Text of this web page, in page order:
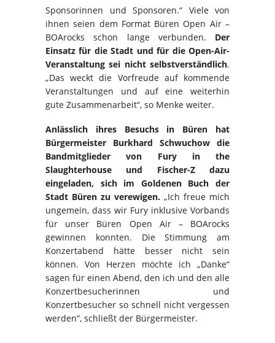
Sponsorinnen und Sponsoren.“ Viele von
ihnen seien dem Format Büren Open Air –
BOArocks schon lange verbunden. Der
Einsatz für die Stadt und für die Open-Air-
Veranstaltung sei nicht selbstverständlich.
„Das weckt die Vorfreude auf kommende
Veranstaltungen und auf eine weiterhin
gute Zusammenarbeit“, so Menke weiter.
Anlässlich ihres Besuchs in Büren hat
Bürgermeister Burkhard Schwuchow die
Bandmitglieder von Fury in the
Slaughterhouse und Fischer-Z dazu
eingeladen, sich im Goldenen Buch der
Stadt Büren zu verewigen. „Ich freue mich
ungemein, dass wir Fury inklusive Vorbands
für unser Büren Open Air – BOArocks
gewinnen konnten. Die Stimmung am
Konzertabend hätte besser nicht sein
können. Von Herzen möchte ich „Danke“
sagen für einen Abend, den ich und den alle
Konzertbesucherinnen und
Konzertbesucher so schnell nicht vergessen
werden“, schließt der Bürgermeister.